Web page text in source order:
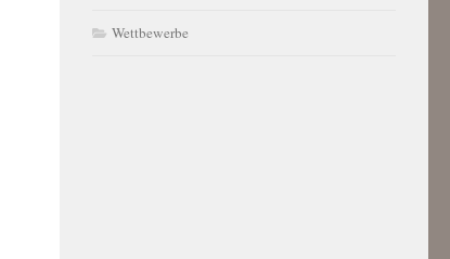
Wettbewerbe